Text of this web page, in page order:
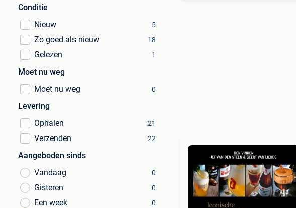
Conditie
Nieuw
5
Zo goed als nieuw 18
Gelezen 1
Moet nu weg
Moet nu weg
0
Levering
Ophalen
21
Verzenden 22
Aangeboden sinds
Vandaag
0
Gisteren 0
Een week 0